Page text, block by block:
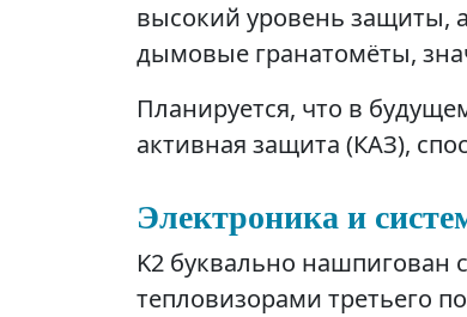
высокий уровень защиты,
дымовые гранатомёты,
Планируется, что в
активная защита (КАЗ),
Электроника и
K2 буквально
тепловизорами третьего